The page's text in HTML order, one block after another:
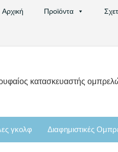
Αρχική Προϊόντα
κατασκευαστής
γκολφ Διαφημιστικές